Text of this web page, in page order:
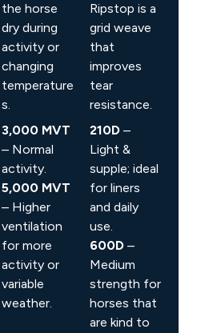
the horse
dry during
activity or
changing
temperature
s.
3,000 MVT
– Normal
activity.
5,000 MVT
– Higher
ventilation
for more
activity or
variable
weather.
Ripstop is a
grid weave
that
improves
tear
resistance.
210D –
Light &
supple; ideal
for liners
and daily
use.
600D –
Medium
strength for
horses that
are kind to